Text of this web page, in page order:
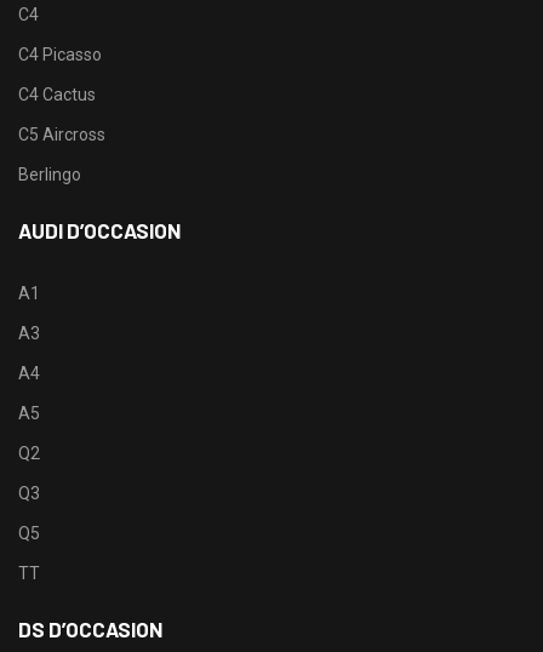
C4
C4 Picasso
C4 Cactus
C5 Aircross
Berlingo
AUDI D’OCCASION
A1
A3
A4
A5
Q2
Q3
Q5
TT
DS D’OCCASION